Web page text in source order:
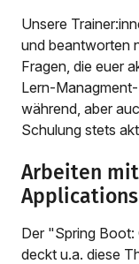
Unsere
und beantworten
Fragen, die euer
Lern-
während, aber
Schulung stets
Arbeiten
Applications
Der "Spring
deckt u.a. diese